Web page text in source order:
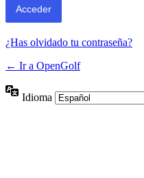
¿Has olvidado tu contraseña?
← Ir a OpenGolf
Idioma